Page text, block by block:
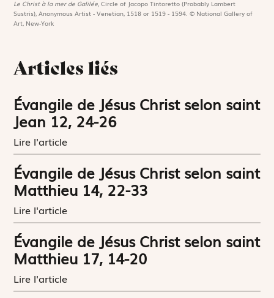
Le Christ à la mer de Galilée,Circle of Jacopo Tintoretto (Probably Lambert
Sustris), Anonymous Artist - Venetian, 1518 or 1519 - 1594. © National Gallery of
Art, New-York
Articles liés
Évangile de Jésus Christ selon saint
Jean 12, 24-26
Lire l'article
Évangile de Jésus Christ selon saint
Matthieu 14, 22-33
Lire l'article
Évangile de Jésus Christ selon saint
Matthieu 17, 14-20
Lire l'article